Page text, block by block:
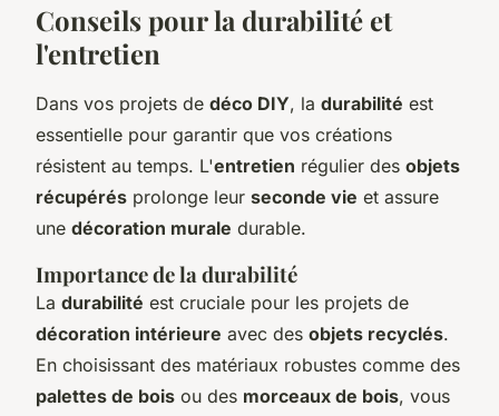
Conseils pour la durabilité et
l'entretien
Dans vos projets de déco DIY, la durabilité est
essentielle pour garantir que vos créations
résistent au temps. L'entretien régulier des objets
récupérés prolonge leur seconde vie et assure
une décoration murale durable.
Importance de la durabilité
La durabilité est cruciale pour les projets de
décoration intérieure avec des objets recyclés.
En choisissant des matériaux robustes comme des
palettes de bois ou des morceaux de bois, vous